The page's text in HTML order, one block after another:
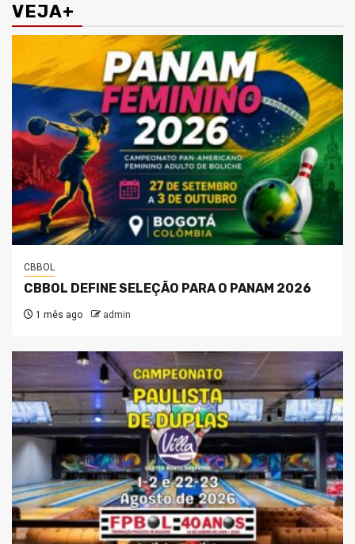
VEJA+
CBBOL
CBBOL DEFINE SELEÇÃO PARA O PANAM 2026
1 mês ago admin